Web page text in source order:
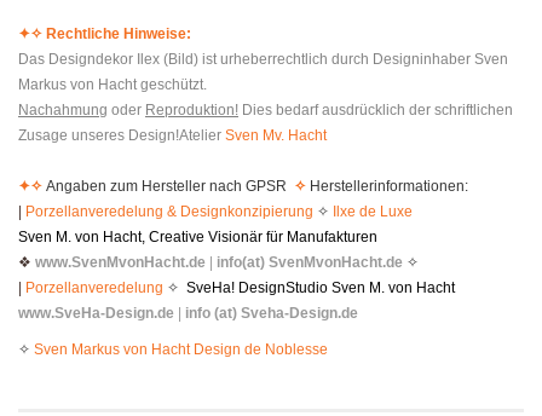
✦✧ Rechtliche Hinweise:
Das Designdekor Ilex (Bild) ist urheberrechtlich durch Designinhaber Sven
Markus von Hacht geschützt.
Nachahmung oder Reproduktion! Dies bedarf ausdrücklich der schriftlichen
Zusage unseres Design!Atelier Sven Mv. Hacht
✦✧ Angaben zum Hersteller nach GPSR ✧ Herstellerinformationen:
Porzellanveredelung & Designkonzipierung ✧
Ilxe de Luxe
Sven M. von Hacht, Creative Visionär für Manufakturen
❖ www.SvenMvonHacht.de info(at) SvenMvonHacht.de ✧
Porzellanveredelung ✧ SveHa! DesignStudio Sven M. von Hacht
www.SveHa-Design.de
info (at) Sveha-Design.de
✧ Sven Markus von Hacht Design de Noblesse